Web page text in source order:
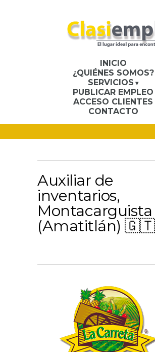
INICIO
¿QUIÉNES SOMOS?
SERVICIOS
PUBLICAR EMPLEO
ACCESO CLIENTES
CONTACTO
Auxiliar de
inventarios,
Montacarguista
(Amatitlán) 🇬🇹